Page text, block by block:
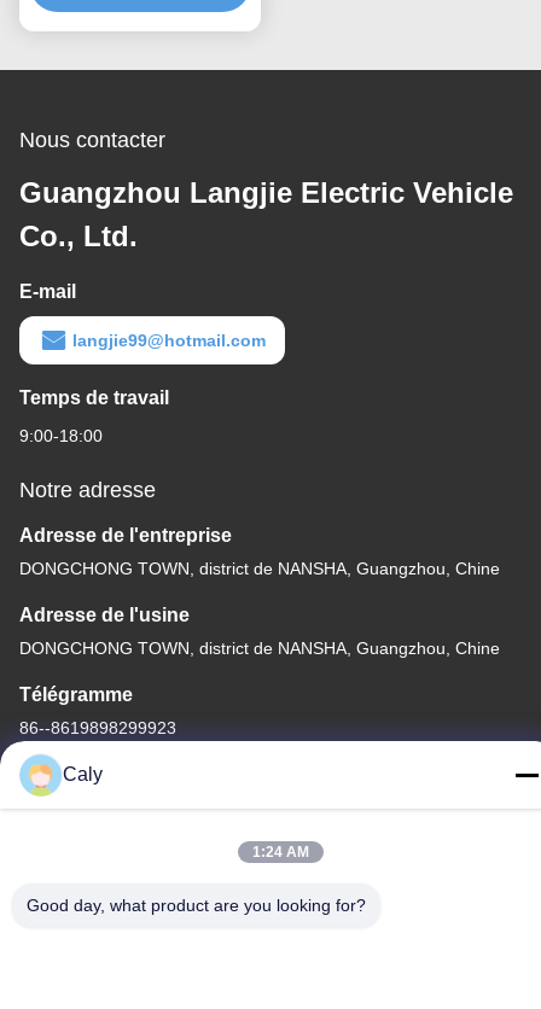
max. Vitesse 30 Km/H
Nous contacter
Guangzhou Langjie Electric Vehicle
Co., Ltd.
E-mail
langjie99@hotmail.com
Temps de travail
9:00-18:00
Notre adresse
Adresse de l'entreprise
DONGCHONG TOWN, district de NANSHA, Guangzhou, Chine
Adresse de l'usine
DONGCHONG TOWN, district de NANSHA, Guangzhou, Chine
Télégramme
86--8619898299923
fournisseur. -2026 Guangzhou Langjie Electric Vehicle Co., Ltd.
Caly
1:24 AM
Good day, what product are you looking for?